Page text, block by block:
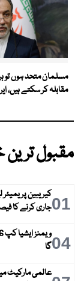
مسلمان متحد ہوں تو
مقابلہ کر سکتے ہیں،
مقبول ترین
01جاری کرنے کا
04گا